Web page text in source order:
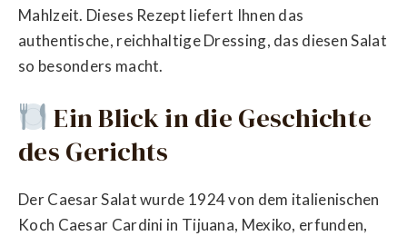
Mahlzeit. Dieses Rezept liefert Ihnen das
authentische, reichhaltige Dressing, das diesen Salat
so besonders macht.
Ein Blick in die Geschichte
des Gerichts
Der Caesar Salat wurde 1924 von dem italienischen
Koch Caesar Cardini in Tijuana, Mexiko, erfunden,